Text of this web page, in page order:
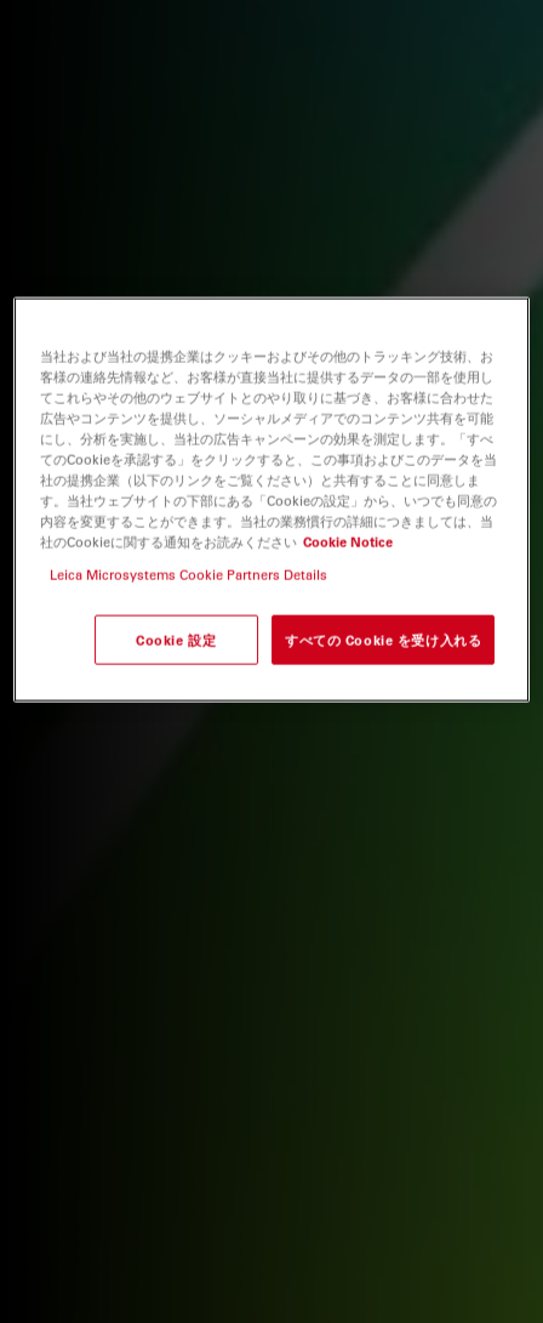
当社および当社の提携企業はクッキーおよびその他のトラッキング技術、お
客様の連絡先情報など、お客様が直接当社に提供するデータの一部を使用し
てこれらやその他のウェブサイトとのやり取りに基づき、お客様に合わせた
広告やコンテンツを提供し、ソーシャルメディアでのコンテンツ共有を可能
にし、分析を実施し、当社の広告キャンペーンの効果を測定します。「すべ
てのCookieを承認する」をクリックすると、この事項およびこのデータを当
社の提携企業（以下のリンクをご覧ください）と共有することに同意しま
す。当社ウェブサイトの下部にある「Cookieの設定」から、いつでも同意の
内容を変更することができます。当社の業務慣行の詳細につきましては、当
社のCookieに関する通知をお読みください Cookie Notice
Leica Microsystems Cookie Partners Details
Cookie 設定 すべての Cookie を受け入れる